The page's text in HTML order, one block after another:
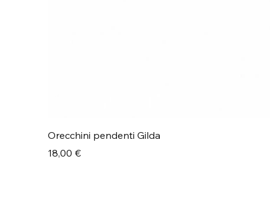
Orecchini pendenti Gilda
Prezzo
18,00 €